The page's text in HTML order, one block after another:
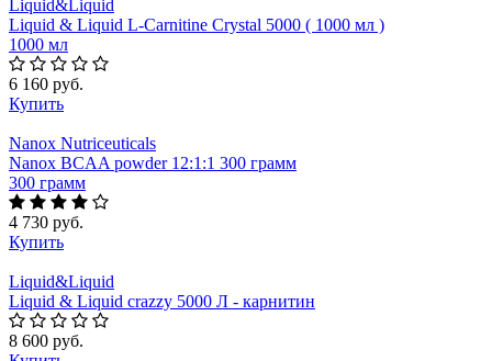
Liquid&Liquid
Liquid & Liquid L-Carnitine Crystal 5000 ( 1000 мл )
1000 мл
6 160 руб.
Купить
Nanox Nutriceuticals
Nanox BCAA powder 12:1:1 300 грамм
300 грамм
4 730 руб.
Купить
Liquid&Liquid
Liquid & Liquid сrazzy 5000 Л - карнитин
8 600 руб.